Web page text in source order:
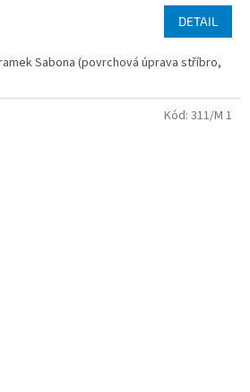
DETAIL
Sabona (povrchová úprava stříbro,
Kód: 311/M 1